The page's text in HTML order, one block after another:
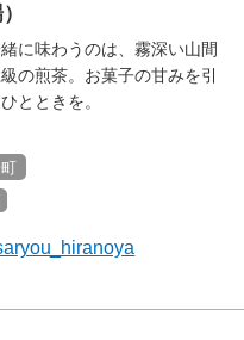
に味わうのは、霧深い山間
の煎茶。お菓子の甘みを引
とときを。